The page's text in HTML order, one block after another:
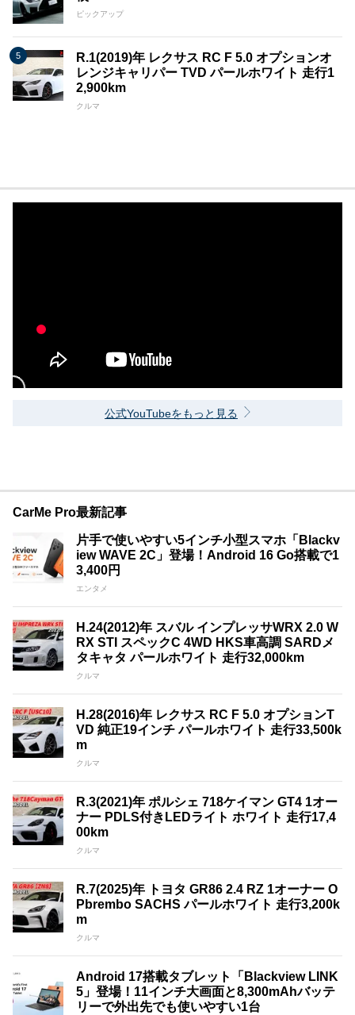
ピックアップ
R.1(2019)年 レクサス RC F 5.0 オプションオ
レンジキャリパー TVD パールホワイト 走行1
2,900km
クルマ
公式YouTubeをもっと見る
CarMe Pro最新記事
片手で使いやすい5インチ小型スマホ「Blackv
iew WAVE 2C」登場！Android 16 Go搭載で1
3,400円
エンタメ
H.24(2012)年 スバル インプレッサWRX 2.0 W
RX STI スペックC 4WD HKS車高調 SARDメ
タキャタ パールホワイト 走行32,000km
クルマ
H.28(2016)年 レクサス RC F 5.0 オプションT
VD 純正19インチ パールホワイト 走行33,500k
m
クルマ
R.3(2021)年 ポルシェ 718ケイマン GT4 1オー
ナー PDLS付きLEDライト ホワイト 走行17,4
00km
クルマ
R.7(2025)年 トヨタ GR86 2.4 RZ 1オーナー O
Pbrembo SACHS パールホワイト 走行3,200k
m
クルマ
Android 17搭載タブレット「Blackview LINK
5」登場！11インチ大画面と8,300mAhバッテ
リーで外出先でも使いやすい1台